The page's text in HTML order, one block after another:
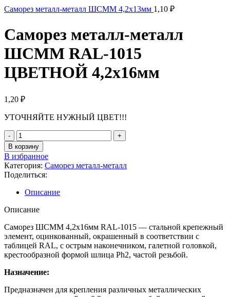
Саморез металл-металл ШСММ 4,2х13мм 1,10 ₽
Саморез металл-металл
ШСММ RAL-1015
ЦВЕТНОЙ 4,2х16мм
1,20 ₽
УТОЧНЯЙТЕ НУЖНЫЙ ЦВЕТ!!!
В корзину
В избранное
Категория: Саморез металл-металл
Поделиться:
Описание
Описание
Саморез ШСММ 4,2х16мм RAL-1015 — стальной крепежный
элемент, оцинкованный, окрашенный в соответствии с
таблицей RAL, с острым наконечником, галетной головкой,
крестообразной формой шлица Ph2, частой резьбой.
Назначение:
Предназначен для крепления различных металлических